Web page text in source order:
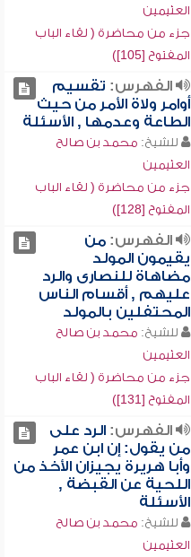
العثيمين
جزء من محاضرة ( لقاء الباب
المفتوح [105])
الفهرس: تقسيم
أوامر ولاة الأمر من حيث
الطاعة وعدمها , الأسئلة
للشيخ: محمد بن صالح
العثيمين
جزء من محاضرة ( لقاء الباب
المفتوح [128])
الفهرس:من
يقيمون المولد
مضاهاة للنصارى والرد
عليهم , أقسام الناس
المحتفلين بالمولد
للشيخ: محمد بن صالح
العثيمين
جزء من محاضرة ( لقاء الباب
المفتوح [131])
الفهرس:الرد على
من يقول: إن ابن عمر
وأبا هريرة يجيزان الأخذ من
اللحية عن القبضة ,
الأسئلة
للشيخ: محمد بن صالح
العثيمين